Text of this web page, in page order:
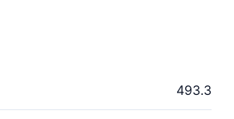
493.3